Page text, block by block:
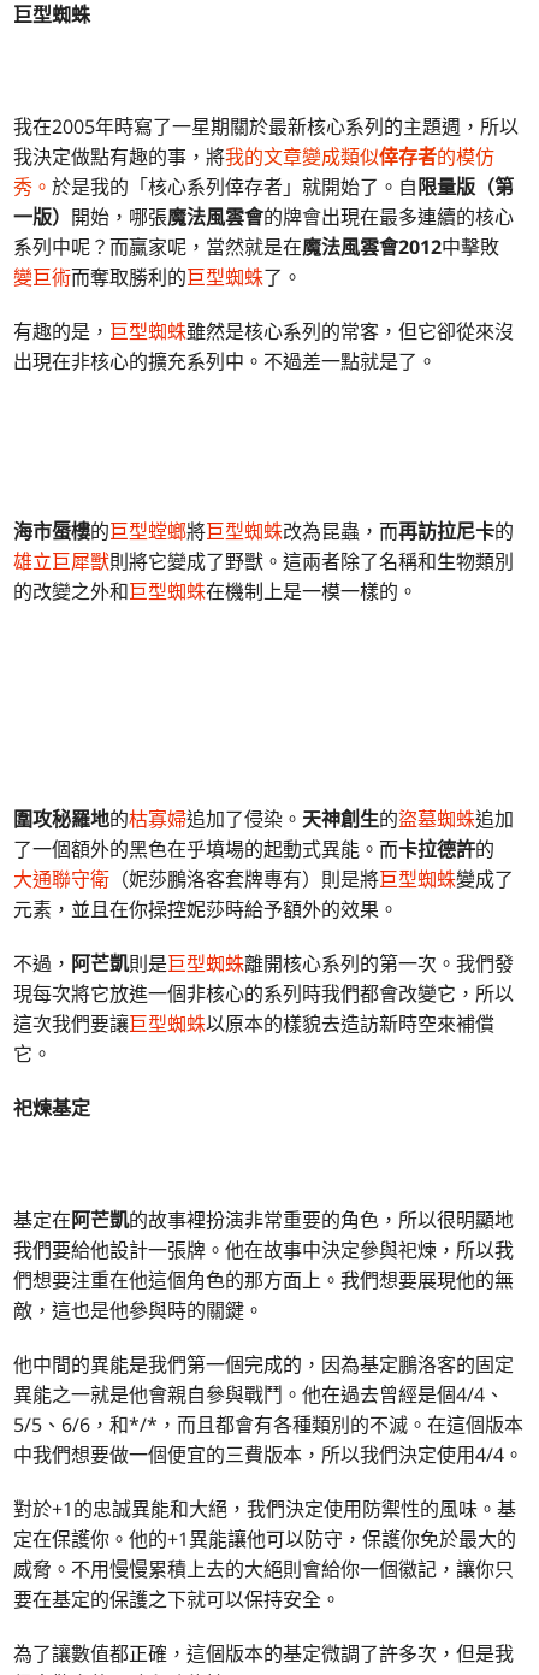
巨型蜘蛛
我在2005年時寫了一星期關於最新核心系列的主題週，所以
我決定做點有趣的事，將我的文章變成類似倖存者的模仿
秀。於是我的「核心系列倖存者」就開始了。自限量版（第
一版） 開始，哪張魔法風雲會的牌會出現在最多連續的核心
系列中呢？而贏家呢，當然就是在魔法風雲會2012中擊敗
變巨術而奪取勝利的巨型蜘蛛了。
有趣的是， 巨型蜘蛛雖然是核心系列的常客，但它卻從來沒
出現在非核心的擴充系列中。不過差一點就是了。
海市蜃樓的巨型螳螂將巨型蜘蛛改為昆蟲，而再訪拉尼卡的
雄立巨犀獸則將它變成了野獸。這兩者除了名稱和生物類別
的改變之外和巨型蜘蛛在機制上是一模一樣的。
圍攻秘羅地的枯寡婦追加了侵染。 天神創生的盜墓蜘蛛追加
了一個額外的黑色在乎墳場的起動式異能。而卡拉德許的
大通聯守衛 （妮莎鵬洛客套牌專有）則是將巨型蜘蛛變成了
元素，並且在你操控妮莎時給予額外的效果。
不過， 阿芒凱則是巨型蜘蛛離開核心系列的第一次。我們發
現每次將它放進一個非核心的系列時我們都會改變它，所以
這次我們要讓巨型蜘蛛以原本的樣貌去造訪新時空來補償
它。
祀煉基定
基定在阿芒凱的故事裡扮演非常重要的角色，所以很明顯地
我們要給他設計一張牌。他在故事中決定參與祀煉，所以我
們想要注重在他這個角色的那方面上。我們想要展現他的無
敵，這也是他參與時的關鍵。
他中間的異能是我們第一個完成的，因為基定鵬洛客的固定
異能之一就是他會親自參與戰鬥。他在過去曾經是個4/4、
5/5、6/6，和*/*，而且都會有各種類別的不滅。在這個版本
中我們想要做一個便宜的三費版本，所以我們決定使用4/4。
對於+1的忠誠異能和大絕，我們決定使用防禦性的風味。基
定在保護你。他的+1異能讓他可以防守，保護你免於最大的
威脅。不用慢慢累積上去的大絕則會給你一個徽記，讓你只
要在基定的保護之下就可以保持安全。
為了讓數值都正確，這個版本的基定微調了許多次，但是我